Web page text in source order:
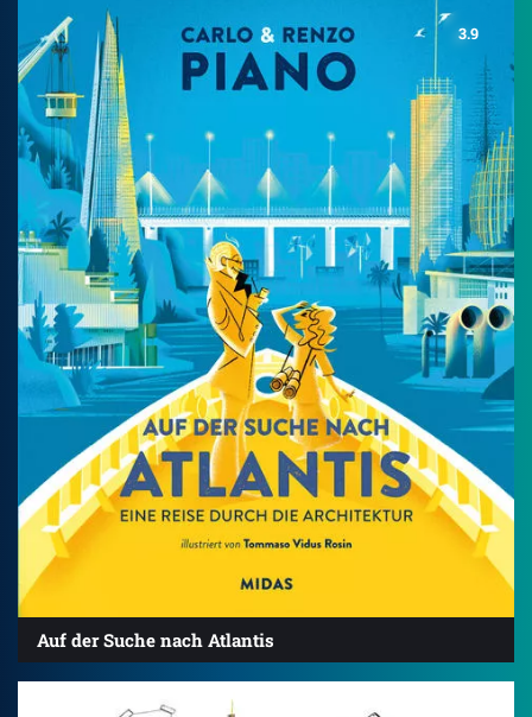
3.9
Auf der Suche nach Atlantis